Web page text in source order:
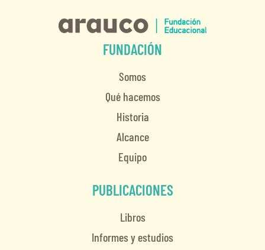
FUNDACIÓN
Somos
Qué hacemos
Historia
Alcance
Equipo
PUBLICACIONES
Libros
Informes y estudios